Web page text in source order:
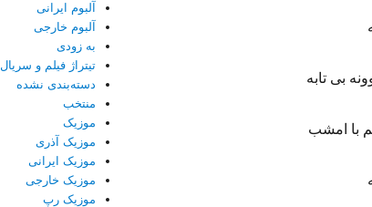
بی تابه
با امشب
آلبوم ایرانی
آلبوم خارجی
به زودی
تیتراژ فیلم و سریال
دسته‌بندی نشده
منتخب
موزیک
موزیک آذری
موزیک ایرانی
موزیک خارجی
موزیک رپ